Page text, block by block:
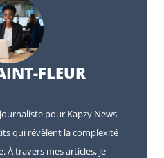
FLEUR
pour Kapzy News
qui révèlent la complexité
À travers mes articles, je